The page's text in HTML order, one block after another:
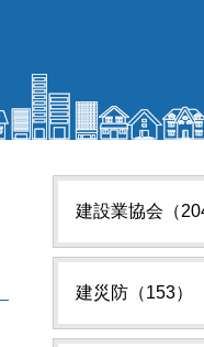
建設業協会（
建災防（153）